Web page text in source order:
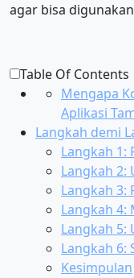
agar bisa
Table Of Contents
Mengapa
Aplikasi
Langkah demi
Langkah 1:
Langkah 2:
Langkah 3:
Langkah 4:
Langkah 5:
Langkah 6:
Kesimpulan